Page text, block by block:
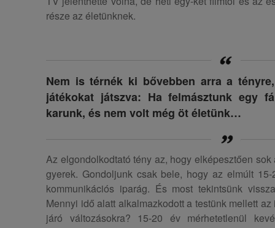
része az életünknek.
Nem is térnék ki bővebben arra a
játékokat játszva: Ha felmásztunk egy
karunk, és nem volt még öt életünk…
Az elgondolkodtató tény az, hogy elképesztően
gyerek. Gondoljunk csak bele, hogy az elmúlt
kommunikációs iparág. És most tekintsünk
Mennyi idő alatt alkalmazkodott a testünk mellett
járó változásokra? 15-20 év mérhetetlenül